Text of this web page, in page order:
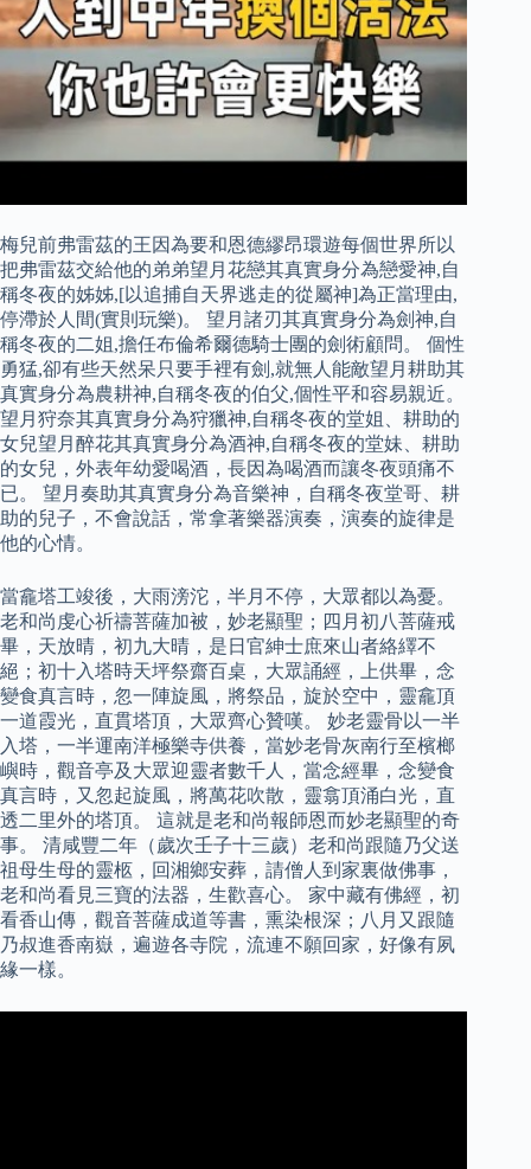
梅兒前弗雷茲的王因為要和恩德繆昂環遊每個世界所以
把弗雷茲交給他的弟弟望月花戀其真實身分為戀愛神,自
稱冬夜的姊姊,[以追捕自天界逃走的從屬神]為正當理由,
停滯於人間(實則玩樂)。 望月諸刃其真實身分為劍神,自
稱冬夜的二姐,擔任布倫希爾德騎士團的劍術顧問。 個性
勇猛,卻有些天然呆只要手裡有劍,就無人能敵望月耕助其
真實身分為農耕神,自稱冬夜的伯父,個性平和容易親近。
望月狩奈其真實身分為狩獵神,自稱冬夜的堂姐、耕助的
女兒望月醉花其真實身分為酒神,自稱冬夜的堂妹、耕助
的女兒，外表年幼愛喝酒，長因為喝酒而讓冬夜頭痛不
已。 望月奏助其真實身分為音樂神，自稱冬夜堂哥、耕
助的兒子，不會說話，常拿著樂器演奏，演奏的旋律是
他的心情。
當龕塔工竣後，大雨滂沱，半月不停，大眾都以為憂。
老和尚虔心祈禱菩薩加被，妙老顯聖；四月初八菩薩戒
畢，天放晴，初九大晴，是日官紳士庶來山者絡繹不
絕；初十入塔時天坪祭齋百桌，大眾誦經，上供畢，念
變食真言時，忽一陣旋風，將祭品，旋於空中，靈龕頂
一道霞光，直貫塔頂，大眾齊心贊嘆。 妙老靈骨以一半
入塔，一半運南洋極樂寺供養，當妙老骨灰南行至檳榔
嶼時，觀音亭及大眾迎靈者數千人，當念經畢，念變食
真言時，又忽起旋風，將萬花吹散，靈翕頂涌白光，直
透二里外的塔頂。 這就是老和尚報師恩而妙老顯聖的奇
事。 清咸豐二年（歲次壬子十三歲）老和尚跟隨乃父送
祖母生母的靈柩，回湘鄉安葬，請僧人到家裏做佛事，
老和尚看見三寶的法器，生歡喜心。 家中藏有佛經，初
看香山傳，觀音菩薩成道等書，熏染根深；八月又跟隨
乃叔進香南嶽，遍遊各寺院，流連不願回家，好像有夙
緣一樣。